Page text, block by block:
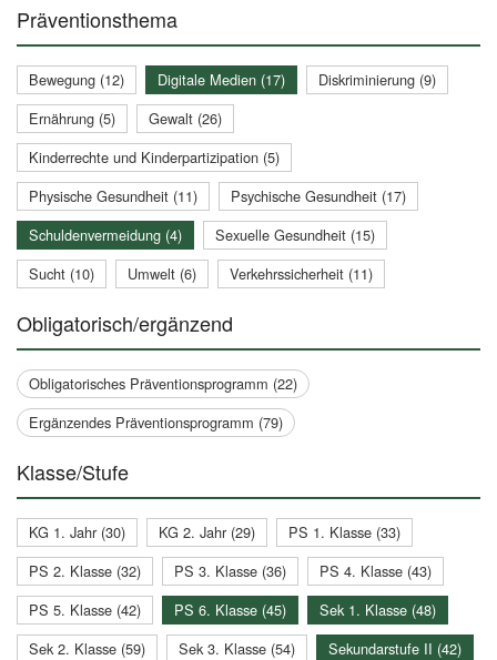
Präventionsthema
Bewegung (12) Digitale Medien (17)
Diskriminierung (9)
Ernährung (5)
Gewalt (26)
Kinderrechte und Kinderpartizipation (5)
Physische Gesundheit (11)
Psychische Gesundheit (17)
Schuldenvermeidung (4)
Sexuelle Gesundheit (15)
Sucht (10)
Umwelt (6) Verkehrssicherheit (11)
Obligatorisch/ergänzend
Obligatorisches Präventionsprogramm (22)
Ergänzendes Präventionsprogramm (79)
Klasse/Stufe
KG 1. Jahr (30) KG 2. Jahr (29)
PS 1. Klasse (33)
PS 2. Klasse (32)
PS 3. Klasse (36)
PS 4. Klasse (43)
PS 5. Klasse (42)
PS 6. Klasse (45)
Sek 1. Klasse (48)
Sek 2. Klasse (59)
Sek 3. Klasse (54) Sekundarstufe II (42)